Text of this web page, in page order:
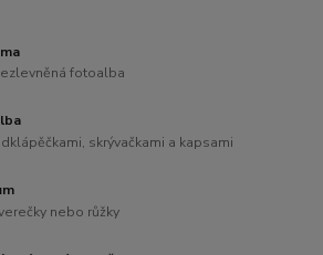
fotoalba
skrývačkami a kapsami
nebo růžky